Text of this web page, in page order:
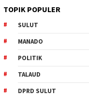
TOPIK POPULER
SULUT
MANADO
POLITIK
TALAUD
DPRD SULUT